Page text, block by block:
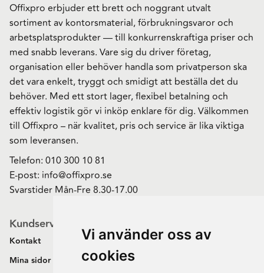
Vi använder oss av
cookies
Offixpro erbjuder ett brett och noggrant utvalt
sortiment av kontorsmaterial, förbrukningsvaror och
arbetsplatsprodukter — till konkurrenskraftiga priser och
med snabb leverans. Vare sig du driver företag,
organisation eller behöver handla som privatperson ska
det vara enkelt, tryggt och smidigt att beställa det du
behöver. Med ett stort lager, flexibel betalning och
effektiv logistik gör vi inköp enklare för dig. Välkommen
till Offixpro – när kvalitet, pris och service är lika viktiga
som leveransen.
Telefon: 010 300 10 81
E-post: info@offixpro.se
Svarstider Mån-Fre 8.30-17.00
Kundservice
Kontakt
Mina sidor